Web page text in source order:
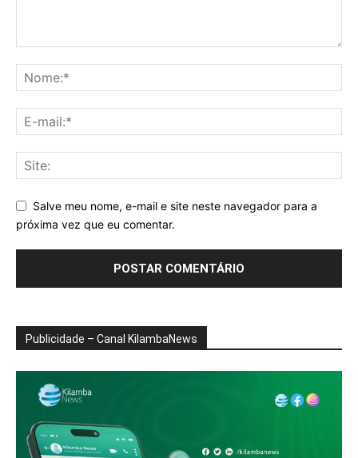
Salve meu nome, e-mail e site neste navegador para a
próxima vez que eu comentar.
Publicidade – Canal KilambaNews